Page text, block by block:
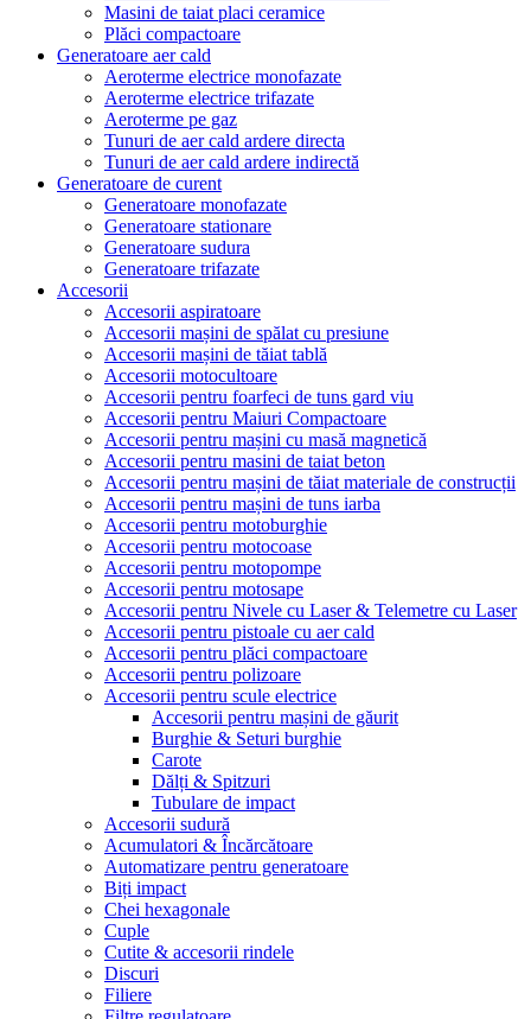
Masini de taiat placi ceramice
Plăci compactoare
Generatoare aer cald
Aeroterme electrice monofazate
Aeroterme electrice trifazate
Aeroterme pe gaz
Tunuri de aer cald ardere directa
Tunuri de aer cald ardere indirectă
Generatoare de curent
Generatoare monofazate
Generatoare stationare
Generatoare sudura
Generatoare trifazate
Accesorii
Accesorii aspiratoare
Accesorii mașini de spălat cu presiune
Accesorii mașini de tăiat tablă
Accesorii motocultoare
Accesorii pentru foarfeci de tuns gard viu
Accesorii pentru Maiuri Compactoare
Accesorii pentru mașini cu masă magnetică
Accesorii pentru masini de taiat beton
Accesorii pentru mașini de tăiat materiale de construcții
Accesorii pentru mașini de tuns iarba
Accesorii pentru motoburghie
Accesorii pentru motocoase
Accesorii pentru motopompe
Accesorii pentru motosape
Accesorii pentru Nivele cu Laser & Telemetre cu Laser
Accesorii pentru pistoale cu aer cald
Accesorii pentru plăci compactoare
Accesorii pentru polizoare
Accesorii pentru scule electrice
Accesorii pentru mașini de găurit
Burghie & Seturi burghie
Carote
Dălți & Spitzuri
Tubulare de impact
Accesorii sudură
Acumulatori & Încărcătoare
Automatizare pentru generatoare
Biți impact
Chei hexagonale
Cuple
Cutite & accesorii rindele
Discuri
Filiere